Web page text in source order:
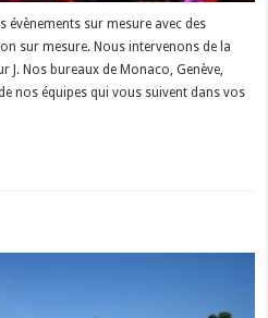
évènements sur mesure avec des
sur mesure. Nous intervenons de la
Nos bureaux de Monaco, Genève,
nos équipes qui vous suivent dans vos